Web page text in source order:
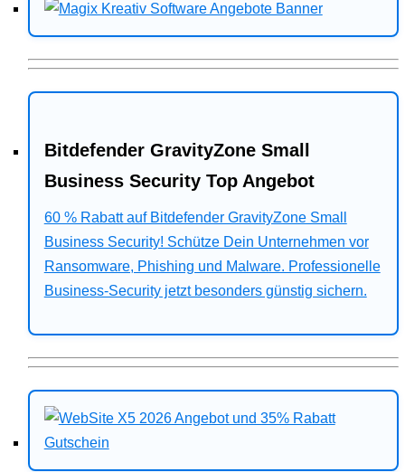
Bitdefender GravityZone Small
Business Security Top Angebot
60 % Rabatt auf Bitdefender GravityZone Small
Business Security! Schütze Dein Unternehmen vor
Ransomware, Phishing und Malware. Professionelle
Business-Security jetzt besonders günstig sichern.